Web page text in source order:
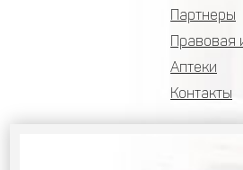
Партнеры
Правовая
Аптеки
Контакты